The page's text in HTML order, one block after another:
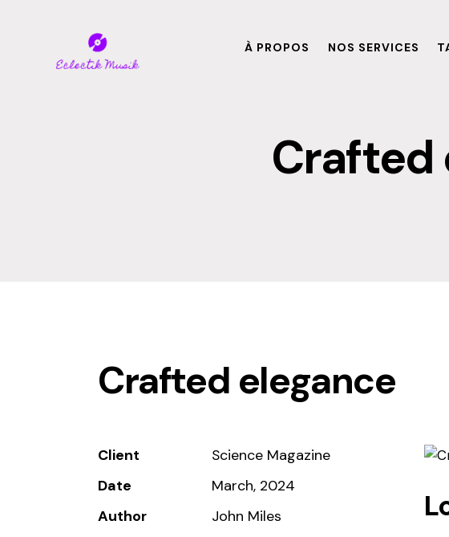
À PROPOS NOS SERVICES
Crafted
Crafted elegance
Client
Science Magazine
Date
March, 2024
Author
John Miles